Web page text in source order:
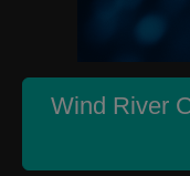
Wind River